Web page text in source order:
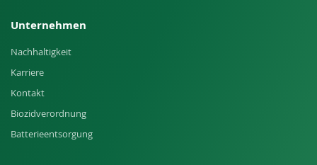
Unternehmen
Nachhaltigkeit
Karriere
Kontakt
Biozidverordnung
Batterieentsorgung